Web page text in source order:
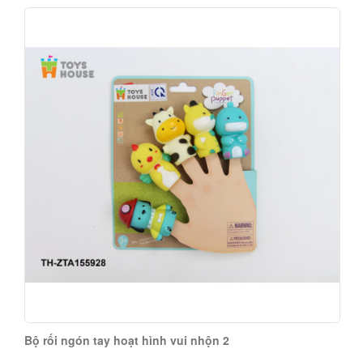
Bộ rối ngón tay hoạt hình vui nhộn 2